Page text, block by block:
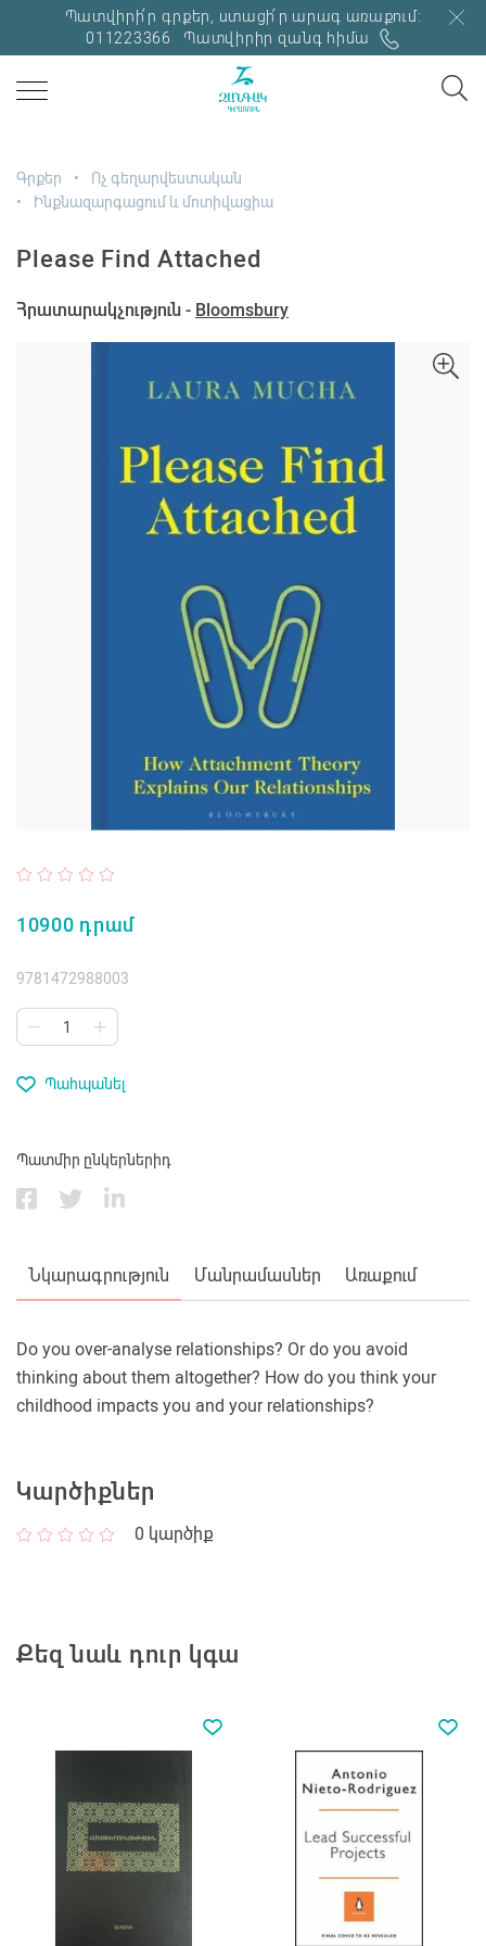
Պատվիրի՛ր գրքեր, ստացի՛ր արագ առաքում:
011223366
Պատվիրիր զանգ հիմա
Գրքեր
Ոչ գեղարվեստական
Ինքնազարգացում և մոտիվացիա
Please Find Attached
Հրատարակչություն - Bloomsbury
10900 դրամ
9781472988003
Պահպանել
Պատմիր ընկերներիդ
Նկարագրություն Մանրամասներ Առաքում
Do you over-analyse relationships? Or do you avoid
thinking about them altogether? How do you think your
childhood impacts you and your relationships?
Կարծիքներ
0 կարծիք
Քեզ նաև դուր կգա